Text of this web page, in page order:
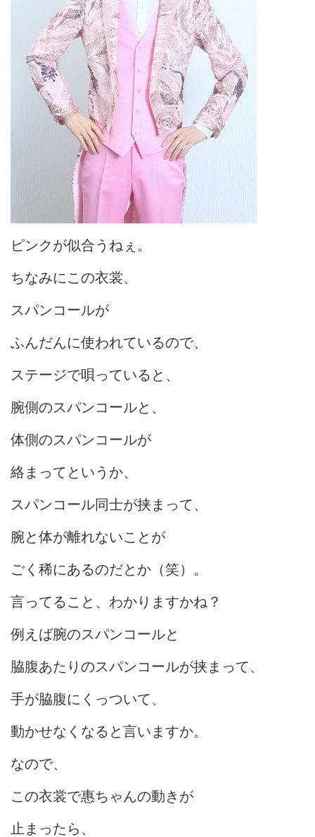
ピンクが似合うねぇ。
ちなみにこの衣裳、
スパンコールが
ふんだんに使われているので、
ステージで唄っていると、
腕側のスパンコールと、
体側のスパンコールが
絡まってというか、
スパンコール同士が挟まって、
腕と体が離れないことが
ごく稀にあるのだとか（笑）。
言ってること、わかりますかね？
例えば腕のスパンコールと
脇腹あたりのスパンコールが挟まって、
手が脇腹にくっついて、
動かせなくなると言いますか。
なので、
この衣裳で惠ちゃんの動きが
止まったら、